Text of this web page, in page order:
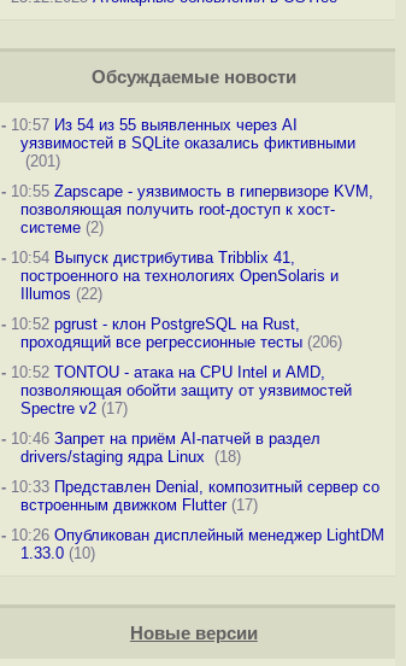
Обсуждаемые новости
-10:57 Из 54 из 55 выявленных через AI
уязвимостей в SQLite оказались фиктивными
(201)
-10:55 Zapscape - уязвимость в гипервизоре KVM,
позволяющая получить root-доступ к хост-
системе(2)
-10:54 Выпуск дистрибутива Tribblix 41,
построенного на технологиях OpenSolaris и
Illumos (22)
-10:52 pgrust - клон PostgreSQL на Rust,
проходящий все регрессионные тесты(206)
-10:52 TONTOU - атака на CPU Intel и AMD,
позволяющая обойти защиту от уязвимостей
Spectre v2(17)
-10:46 Запрет на приём AI-патчей в раздел
drivers/staging ядра Linux
(18)
-10:33 Представлен Denial, композитный сервер со
встроенным движком Flutter(17)
-10:26 Опубликован дисплейный менеджер LightDM
1.33.0(10)
Новые версии